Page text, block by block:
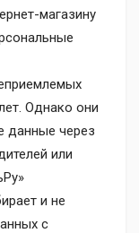
магазину
Однако они
данные через
или
и не
с